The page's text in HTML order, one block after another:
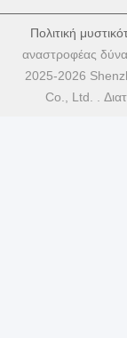
Πολιτική
αναστροφέας
2025-2026
Co., Ltd. .